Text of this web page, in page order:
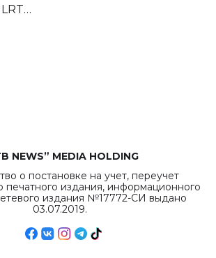
NEWS” MEDIA HOLDING
о постановке на учет, переучет
печатного издания, информационного
издания №17772-СИ выдано
03.07.2019.